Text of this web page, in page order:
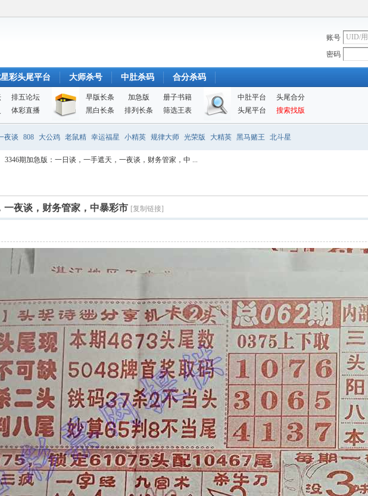
账号
密码
彩头尾平台 大师杀号 中肚杀码 合分杀码
排五论坛
体彩直播
早版长条 加急版
册子书籍
黑白长条
排列长条 筛选王表
中肚平台
头尾合分
头尾平台
搜索找版
夜谈 808 大公鸡 老鼠精 幸运福星 小精英 规律大师 光荣版 大精英 黑马赌王 北斗星
3346期加急版：一日谈，一手遮天，一夜谈，财务管家，中 ...
夜谈，财务管家，中暴彩市 [复制链接]